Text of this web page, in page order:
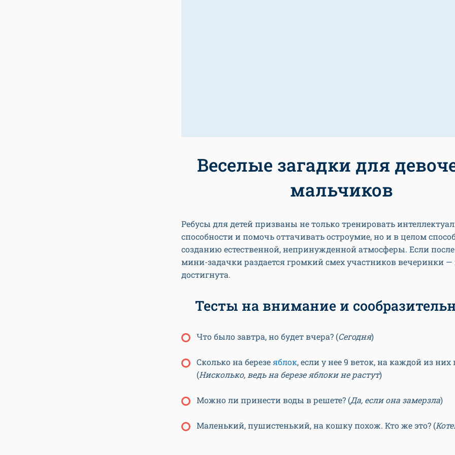
Веселые загадки для
мальчиков
Ребусы для детей призваны не только тренировать
способности и помочь оттачивать остроумие, но и в целом
созданию естественной, непринужденной атмосферы. Если
мини-задачки раздается громкий смех участников вечеринки —
достигнута.
Тесты на внимание и
Что было завтра, но будет вчера? (Сегодня)
Сколько на березеяблок, если у нее 9 веток, на каждой из них
(Нисколько, ведь на березе яблоки не растут)
Можно ли принести воды в решете? (Да, если она замерзла)
Маленький, пушистенький, на кошку похож. Кто же это? (